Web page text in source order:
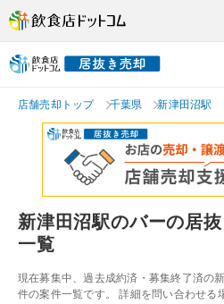
店舗売却トップ 千葉県 新津田沼駅
新津田沼駅のバーの居
一覧
現在募集中、過去成約済・募集終了済の
件の案件一覧です。 詳細を問い合わせる